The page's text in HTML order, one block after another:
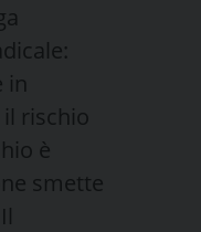
in
rischio
è
smette